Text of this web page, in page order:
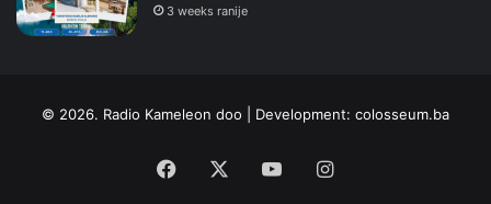
3 weeks ranije
© 2026. Radio Kameleon doo | Development: colosseum.ba
Facebook YouTubeInstagram